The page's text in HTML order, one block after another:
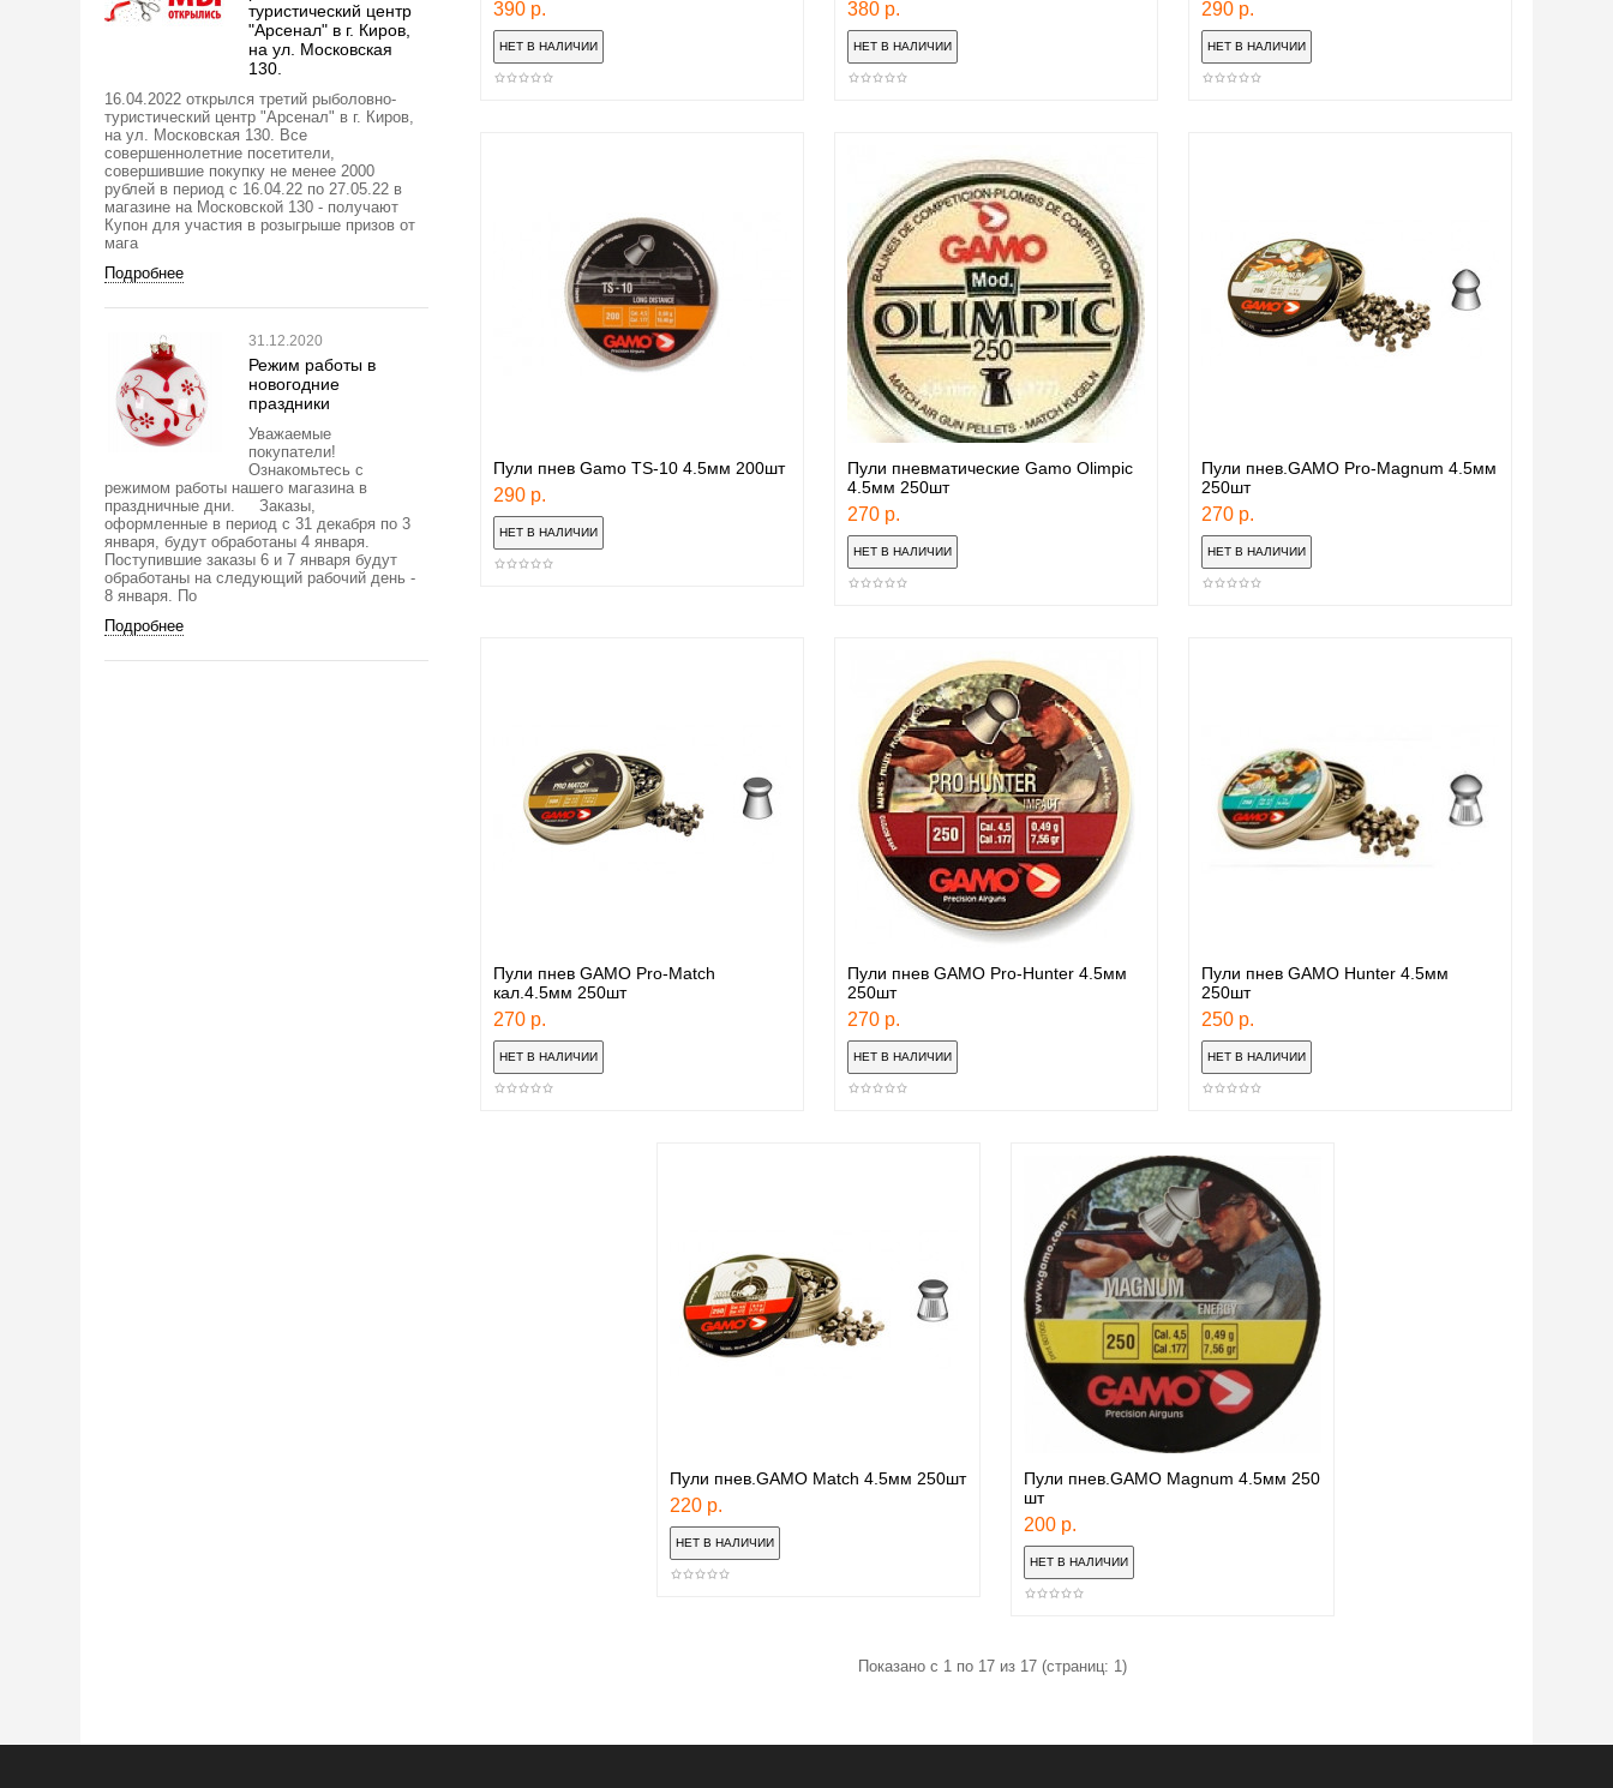
туристический центр
"Арсенал" в г. Киров,
на ул. Московская
130.
16.04.2022 открылся третий рыболовно-
туристический центр "Арсенал" в г. Киров,
на ул. Московская 130. Все
совершеннолетние посетители,
совершившие покупку не менее 2000
рублей в период с 16.04.22 по 27.05.22 в
магазине на Московской 130 - получают
Купон для участия в розыгрыше призов от
мага
Подробнее
31.12.2020
Режим работы в
новогодние
праздники
Уважаемые
покупатели!
Ознакомьтесь с
режимом работы нашего магазина в
праздничные дни. Заказы,
оформленные в период с 31 декабря по 3
января, будут обработаны 4 января.
Поступившие заказы 6 и 7 января будут
обработаны на следующий рабочий день -
8 января. По
Подробнее
390 р. 380 р. 290 р.
Пули пнев Gamo TS-10 4.5мм 200шт
290 р.
Пули пневматические Gamo Olimpic
4.5мм 250шт
270 р.
Пули пнев.GAMO Pro-Magnum 4.5мм
250шт
270 р.
Пули пнев GAMO Pro-Match
кал.4.5мм 250шт
270 р.
Пули пнев GAMO Pro-Hunter 4.5мм
250шт
270 р.
Пули пнев GAMO Hunter 4.5мм
250шт
250 р.
Пули пнев.GAMO Match 4.5мм 250шт
220 р.
Пули пнев.GAMO Magnum 4.5мм 250
шт
200 р.
Показано с 1 по 17 из 17 (страниц: 1)